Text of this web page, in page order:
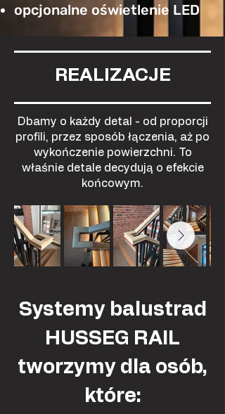
opcjonalne oświetlenie LED
REALIZACJE
Dbamy o każdy detal - od proporcji
profili, przez sposób łączenia, aż po
wykończenie powierzchni. To
właśnie detale decydują o efekcie
końcowym.
Systemy balustrad
HUSSEG RAIL
tworzymy dla osób,
które: